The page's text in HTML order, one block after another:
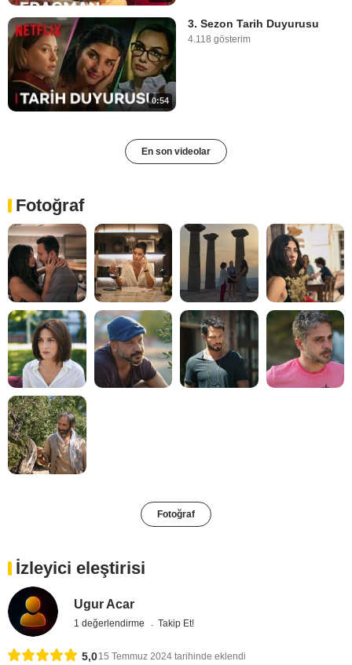
0:54
3. Sezon Tarih Duyurusu
4.118 gösterim
En son videolar
Fotoğraf
Fotoğraf
İzleyici eleştirisi
Ugur Acar
1 değerlendirme Takip Et!
5,015 Temmuz 2024 tarihinde eklendi